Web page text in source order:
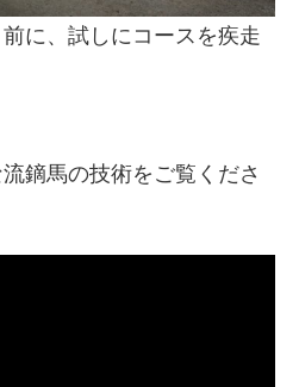
に、試しにコースを疾走
鏑馬の技術をご覧くださ